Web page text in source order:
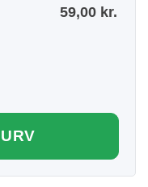
59,00 kr.